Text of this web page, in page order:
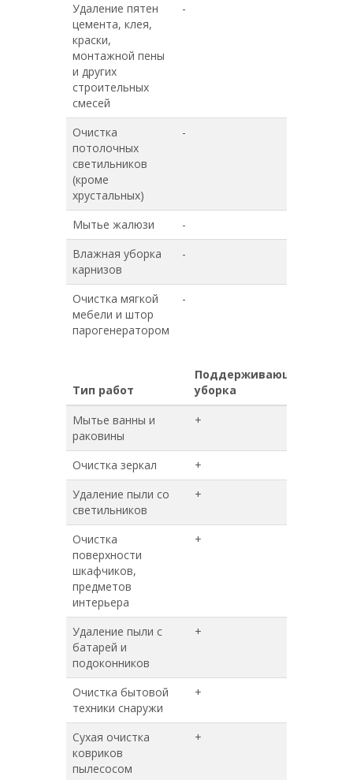
Удаление пятен
цемента, клея,
краски,
монтажной пены
и других
строительных
смесей
-
Очистка
потолочных
светильников
(кроме
хрустальных)
-
Мытье жалюзи -
Влажная уборка
карнизов
-
Очистка мягкой
мебели и штор
парогенератором
-
Тип работ
Поддерживающая
уборка
Мытье ванны и
раковины
+
Очистка зеркал +
Удаление пыли со
светильников
+
Очистка
поверхности
шкафчиков,
предметов
интерьера
+
Удаление пыли с
батарей и
подоконников
+
Очистка бытовой
техники снаружи
+
Сухая очистка
ковриков
пылесосом
+